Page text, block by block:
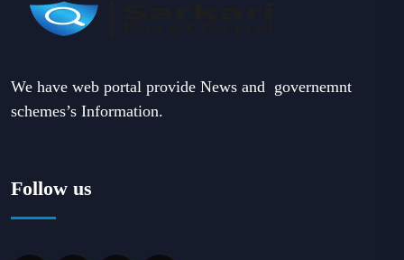
We have web portal provide News and governemnt
schemes’s Information.
Follow us